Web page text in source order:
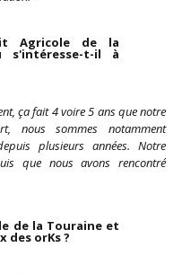
Agricole de la
t-il à
ça fait 4 voire 5 ans que notre
nous sommes notamment
plusieurs années. Notre
que nous avons rencontré
de la Touraine et
des orKs ?